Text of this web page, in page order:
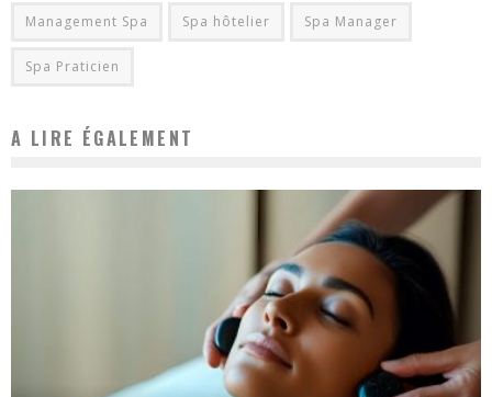
Management Spa Spa hôtelier Spa Manager
Spa Praticien
A LIRE ÉGALEMENT